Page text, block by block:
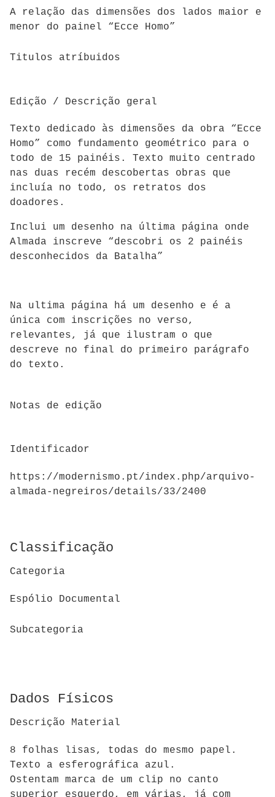
A relação das dimensões dos lados maior e
menor do painel “Ecce Homo”
Titulos atríbuidos
Edição / Descrição geral
Texto dedicado às dimensões da obra “Ecce
Homo” como fundamento geométrico para o
todo de 15 painéis. Texto muito centrado
nas duas recém descobertas obras que
incluía no todo, os retratos dos
doadores.
Inclui um desenho na última página onde
Almada inscreve “descobri os 2 painéis
desconhecidos da Batalha”
Na ultima página há um desenho e é a
única com inscrições no verso,
relevantes, já que ilustram o que
descreve no final do primeiro parágrafo
do texto.
Notas de edição
Identificador
https://modernismo.pt/index.php/arquivo-
almada-negreiros/details/33/2400
Classificação
Categoria
Espólio Documental
Subcategoria
Dados Físicos
Descrição Material
8 folhas lisas, todas do mesmo papel.
Texto a esferográfica azul.
Ostentam marca de um clip no canto
superior esquerdo, em várias, já com